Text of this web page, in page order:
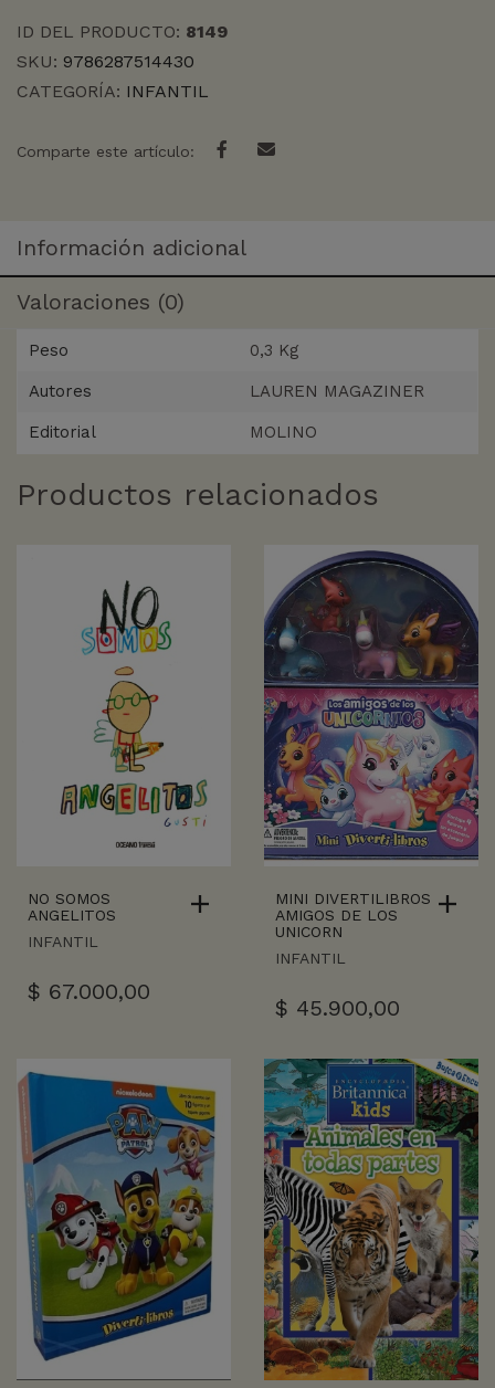
EL
SECRETO
DE
cantidad
ID DEL PRODUCTO: 8149
SKU: 9786287514430
CATEGORÍA: INFANTIL
Comparte este artículo:
Información adicional
Valoraciones (0)
Peso 0,3 Kg
Autores LAUREN MAGAZINER
Editorial MOLINO
Productos relacionados
NO SOMOS
ANGELITOS
INFANTIL
$ 67.000,00
MINI DIVERTILIBROS
AMIGOS DE LOS
UNICORN
INFANTIL
$ 45.900,00